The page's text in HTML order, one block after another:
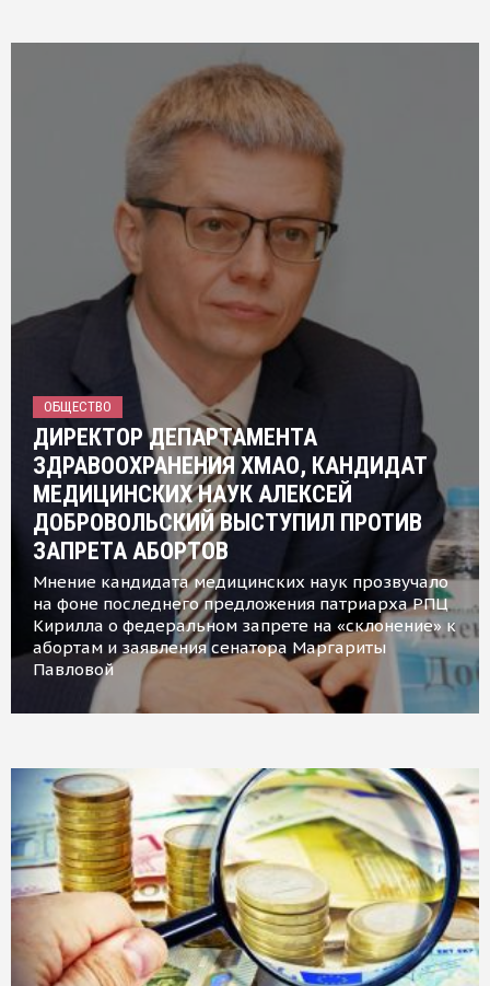
ОБЩЕСТВО
ДИРЕКТОР ДЕПАРТАМЕНТА
ЗДРАВООХРАНЕНИЯ ХМАО, КАНДИДАТ
МЕДИЦИНСКИХ НАУК АЛЕКСЕЙ
ДОБРОВОЛЬСКИЙ ВЫСТУПИЛ ПРОТИВ
ЗАПРЕТА АБОРТОВ
Мнение кандидата медицинских наук прозвучало
на фоне последнего предложения патриарха РПЦ
Кирилла о федеральном запрете на «склонение» к
абортам и заявления сенатора Маргариты
Павловой